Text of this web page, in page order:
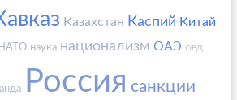
Казахстан Каспий Китай
НАТО наука национализм ОАЭ ОВД
Россия санкции